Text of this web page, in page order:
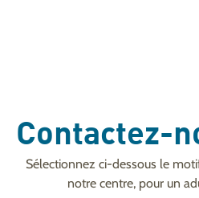
Contactez-
Sélectionnez ci-dessous le
notre centre, pour un